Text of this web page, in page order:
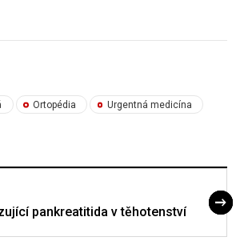
Ortopédia Urgentná medicína
pankreatitida v těhotenství